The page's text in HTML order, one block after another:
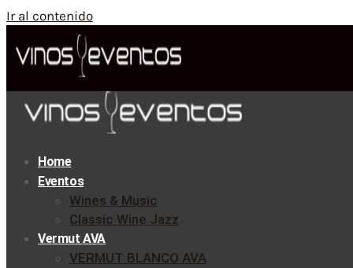
Ir al contenido
Home
Eventos
Wines & Music
Classic Wine Jazz
Vermut AVA
VERMUT BLANCO AVA